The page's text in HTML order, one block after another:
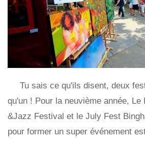
Tu sais ce qu'ils disent, deux
qu'un ! Pour la neuvième année, Le
&Jazz Festival et le July Fest
pour former un super événement